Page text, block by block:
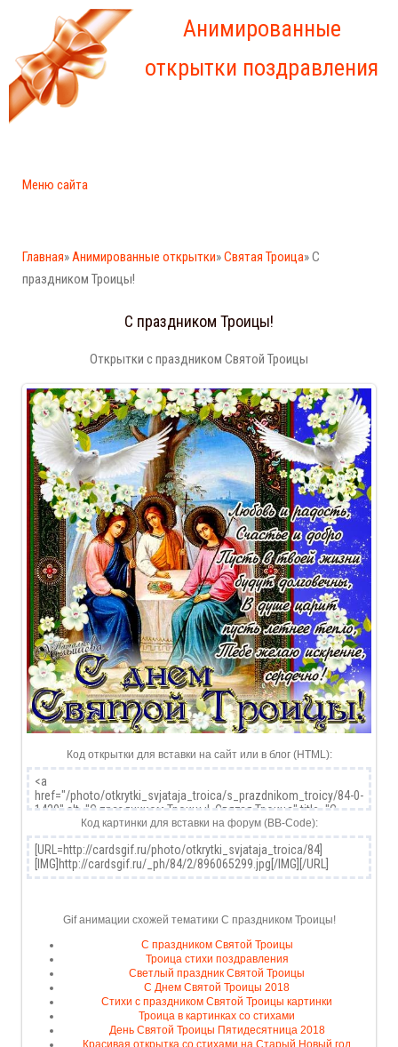
Анимированные
открытки поздравления
Меню сайта
Главная»Анимированные открытки»Святая Троица» С
праздником Троицы!
С праздником Троицы!
Открытки с праздником Святой Троицы
Код открытки для вставки на сайт или в блог (HTML):
Код картинки для вставки на форум (BB-Code):
Gif анимации схожей тематики С праздником Троицы!
С праздником Святой Троицы
Троица стихи поздравления
Светлый праздник Святой Троицы
С Днем Святой Троицы 2018
Стихи с праздником Святой Троицы картинки
Троица в картинках со стихами
День Святой Троицы Пятидесятница 2018
Красивая открытка со стихами на Старый Новый год